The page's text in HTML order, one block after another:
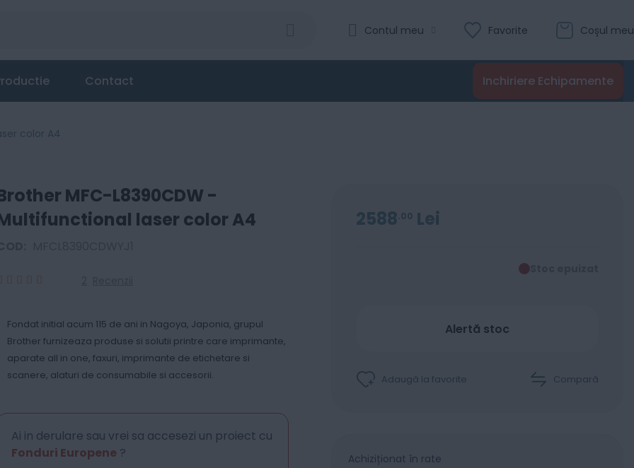
Coșul meu
Favorite
Contul meu
Inchiriere Echipamente
Contact
color A4
MFC-L8390CDW -
laser color A4
Fondat initial acum 115 de ani in Nagoya, Japonia, grupul
Brother furnizeaza produse si solutii printre care imprimante,
aparate all in one, faxuri, imprimante de etichetare si
scanere, alaturi de consumabile si accesorii.
Ai in derulare sau vrei sa accesezi un proiect cu
Fonduri Europene?
2588 00 Lei
Stoc epuizat
Alertă stoc
Adaugă la favorite Compară
Achiziționat în rate